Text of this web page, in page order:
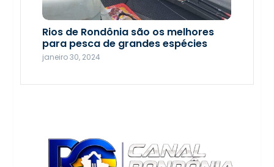
Seletiva de xadrez em Porto Velho
escolhe atletas para os Jogos
Intermunicipais de Rondônia
agosto 19, 2025
Rios de Rondônia são os melhores
para pesca de grandes espécies
janeiro 30, 2024